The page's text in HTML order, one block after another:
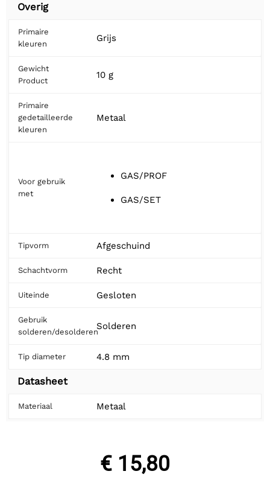
Overig
Primaire
kleuren
Grijs
Gewicht
Product
10 g
Primaire
gedetailleerde
kleuren
Metaal
Voor gebruik
met
GAS/PROF
GAS/SET
Tipvorm Afgeschuind
Schachtvorm Recht
Uiteinde Gesloten
Gebruik
solderen/desolderen
Solderen
Tip diameter 4.8 mm
Datasheet
Materiaal Metaal
€ 15,80